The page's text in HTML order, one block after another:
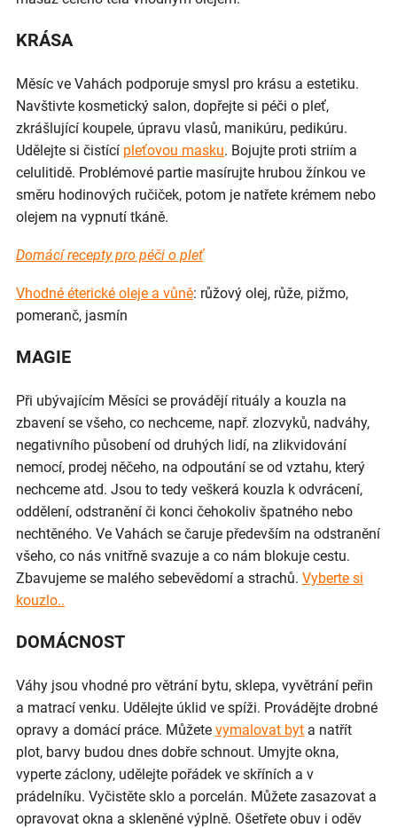
KRÁSA
Měsíc ve Vahách podporuje smysl pro krásu a estetiku.
Navštivte kosmetický salon, dopřejte si péči o pleť,
zkrášlující koupele, úpravu vlasů, manikúru, pedikúru.
Udělejte si čistící pleťovou masku. Bojujte proti striím a
celulitidě. Problémové partie masírujte hrubou žínkou ve
směru hodinových ručiček, potom je natřete krémem nebo
olejem na vypnutí tkáně.
Domácí recepty pro péči o pleť
Vhodné éterické oleje a vůně: růžový olej, růže, pižmo,
pomeranč, jasmín
MAGIE
Při ubývajícím Měsíci se provádějí rituály a kouzla na
zbavení se všeho, co nechceme, např. zlozvyků, nadváhy,
negativního působení od druhých lidí, na zlikvidování
nemocí, prodej něčeho, na odpoutání se od vztahu, který
nechceme atd. Jsou to tedy veškerá kouzla k odvrácení,
oddělení, odstranění či konci čehokoliv špatného nebo
nechtěného. Ve Vahách se čaruje především na odstranění
všeho, co nás vnitřně svazuje a co nám blokuje cestu.
Zbavujeme se malého sebevědomí a strachů. Vyberte si
kouzlo..
DOMÁCNOST
Váhy jsou vhodné pro větrání bytu, sklepa, vyvětrání peřin
a matrací venku. Udělejte úklid ve spíži. Provádějte drobné
opravy a domácí práce. Můžete vymalovat byt a natřít
plot, barvy budou dnes dobře schnout. Umyjte okna,
vyperte záclony, udělejte pořádek ve skříních a v
prádelníku. Vyčistěte sklo a porcelán. Můžete zasazovat a
opravovat okna a skleněné výplně. Ošetřete obuv i oděv